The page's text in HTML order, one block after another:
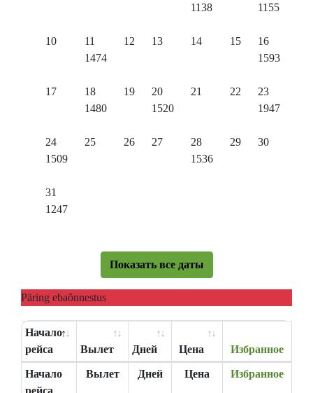
1138
1155
10
11
1474
12 13 14 15
16
1593
17
18
1480
19
20
1520
21 22
23
1947
24
1509
25 26 27
28
1536
29 30
31
1247
Показать все даты
Päring ebaõnnestus
Начало
рейса
Вылет Дней Цена Избранное
Начало
рейса
Вылет Дней Цена Избранное